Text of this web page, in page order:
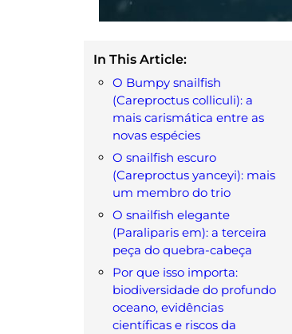
In This Article:
O Bumpy snailfish
(Careproctus colliculi): a
mais carismática entre as
novas espécies
O snailfish escuro
(Careproctus yanceyi): mais
um membro do trio
O snailfish elegante
(Paraliparis em): a terceira
peça do quebra‑cabeça
Por que isso importa:
biodiversidade do profundo
oceano, evidências
científicas e riscos da